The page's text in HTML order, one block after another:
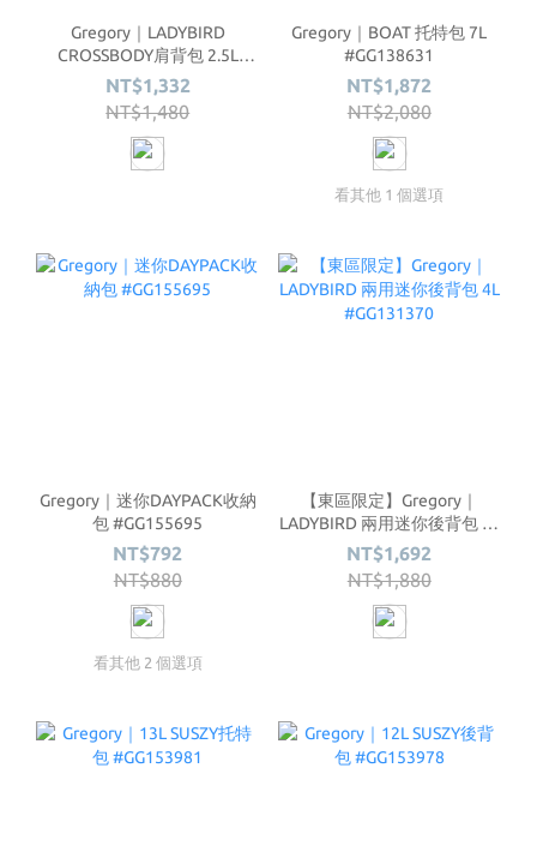
Gregory｜LADYBIRD
CROSSBODY肩背包 2.5L
#GG140954
NT$1,332
NT$1,480
Gregory｜BOAT 托特包 7L
#GG138631
NT$1,872
NT$2,080
看其他 1 個選項
Gregory｜迷你DAYPACK收納
包 #GG155695
NT$792
NT$880
看其他 2 個選項
【東區限定】Gregory｜
LADYBIRD 兩用迷你後背包 4L
#GG131370
NT$1,692
NT$1,880